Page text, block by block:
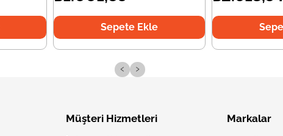
Sepete Ekle
‹ ›
Müşteri Hizmetleri Markalar